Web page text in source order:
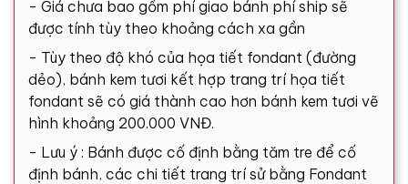
- Giá chưa bao gồm phí giao bánh phí ship sẽ
được tính tùy theo khoảng cách xa gần
- Tùy theo độ khó của họa tiết fondant (đường
dẻo), bánh kem tươi kết hợp trang trí họa tiết
fondant sẽ có giá thành cao hơn bánh kem tươi vẽ
hình khoảng 200.000 VNĐ.
- Lưu ý : Bánh được cố định bằng tăm tre để cố
định bánh, các chi tiết trang trí sử bằng Fondant